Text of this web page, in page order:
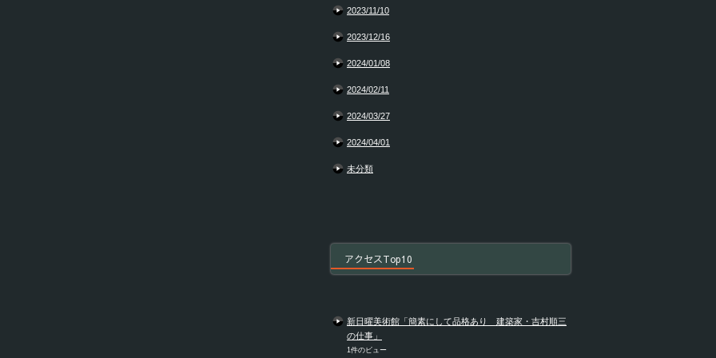
2023/11/10
2023/12/16
2024/01/08
2024/02/11
2024/03/27
2024/04/01
未分類
アクセスTop10
新日曜美術館「簡素にして品格あり 建築家・吉村順三
の仕事」
1件のビュー